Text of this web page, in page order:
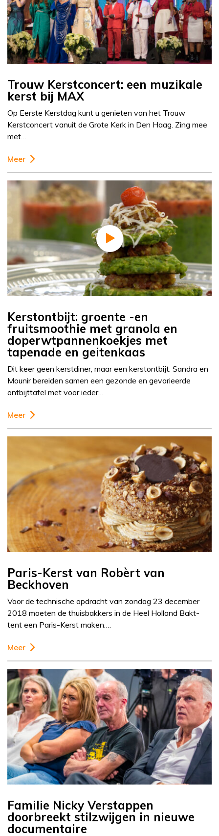
Trouw Kerstconcert: een muzikale
kerst bij MAX
Op Eerste Kerstdag kunt u genieten van het Trouw
Kerstconcert vanuit de Grote Kerk in Den Haag. Zing mee
met…
Meer
Kerstontbijt: groente -en
fruitsmoothie met granola en
doperwtpannenkoekjes met
tapenade en geitenkaas
Dit keer geen kerstdiner, maar een kerstontbijt. Sandra en
Mounir bereiden samen een gezonde en gevarieerde
ontbijttafel met voor ieder…
Meer
Paris-Kerst van Robèrt van
Beckhoven
Voor de technische opdracht van zondag 23 december
2018 moeten de thuisbakkers in de Heel Holland Bakt-
tent een Paris-Kerst maken….
Meer
Familie Nicky Verstappen
doorbreekt stilzwijgen in nieuwe
documentaire